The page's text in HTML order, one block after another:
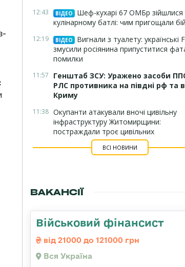
12:43 ВІДЕО
Шеф-кухарі 67 ОМБр зійшлися
кулінарному батлі: чим пригощали
12:19 ВІДЕО
Вигнали з туалету: українські
змусили росіянина припуститися
помилки
11:57
Генштаб ЗСУ: Уражено засоби
РЛС противника на півдні рф та в
Криму
11:38 Окупанти атакували вночі цивільну
інфраструктуру Житомирщини:
постраждали троє цивільних
ВСІ НОВИНИ
ВАКАНСІЇ
Військовий фінансист
від 21000 до 121000 грн
Вся Україна